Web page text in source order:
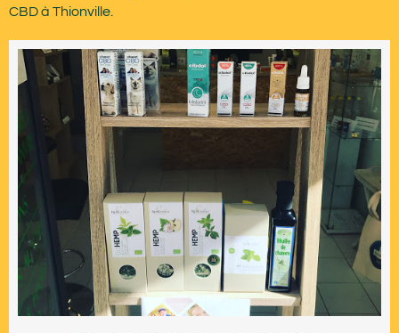
CBD à Thionville.